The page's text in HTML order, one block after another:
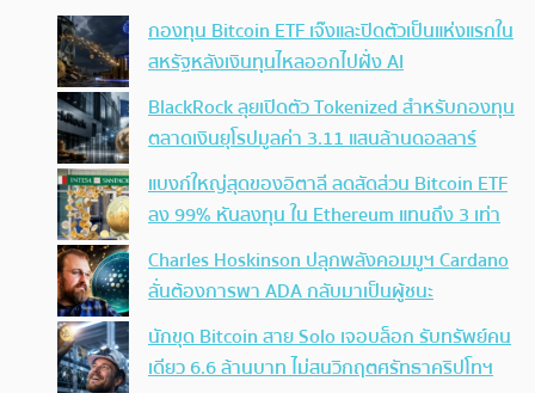
กองทุน Bitcoin ETF เจ๊งและปิดตัวเป็นแห่งแรกใน
สหรัฐหลังเงินทุนไหลออกไปฝั่ง AI
BlackRock ลุยเปิดตัว Tokenized สำหรับกองทุน
ตลาดเงินยุโรปมูลค่า 3.11 แสนล้านดอลลาร์
แบงก์ใหญ่สุดของอิตาลี ลดสัดส่วน Bitcoin ETF
ลง 99% หันลงทุน ใน Ethereum แทนถึง 3 เท่า
Charles Hoskinson ปลุกพลังคอมมูฯ Cardano
ลั่นต้องการพา ADA กลับมาเป็นผู้ชนะ
นักขุด Bitcoin สาย Solo เจอบล็อก รับทรัพย์คน
เดียว 6.6 ล้านบาท ไม่สนวิกฤตศรัทธาคริปโทฯ